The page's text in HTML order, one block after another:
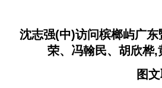
沈志强(中)访问槟榔屿广
荣、冯翰民、胡欣桦
图